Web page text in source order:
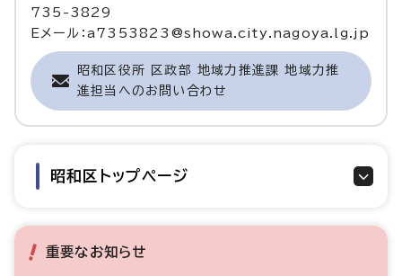
735-3829
Eメール：a7353823@showa.city.nagoya.lg.jp
昭和区役所 区政部 地域力推進課 地域力推
進担当へのお問い合わせ
昭和区トップページ
重要なお知らせ